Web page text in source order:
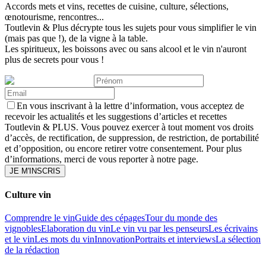
Accords mets et vins, recettes de cuisine, culture, sélections,
œnotourisme, rencontres...
Toutlevin & Plus décrypte tous les sujets pour vous simplifier le vin
(mais pas que !), de la vigne à la table.
Les spiritueux, les boissons avec ou sans alcool et le vin n'auront
plus de secrets pour vous !
En vous inscrivant à la lettre d’information, vous acceptez de
recevoir les actualités et les suggestions d’articles et recettes
Toutlevin & PLUS. Vous pouvez exercer à tout moment vos droits
d’accès, de rectification, de suppression, de restriction, de portabilité
et d’opposition, ou encore retirer votre consentement. Pour plus
d’informations, merci de vous reporter à notre page.
JE M'INSCRIS
Culture vin
Comprendre le vinGuide des cépagesTour du monde des
vignoblesElaboration du vinLe vin vu par les penseursLes écrivains
et le vinLes mots du vinInnovationPortraits et interviewsLa sélection
de la rédaction